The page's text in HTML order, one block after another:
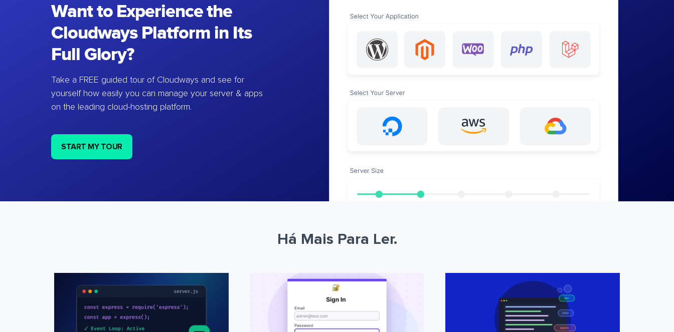
Want to Experience the
Cloudways Platform in Its
Full Glory?
Take a FREE guided tour of Cloudways and see for
yourself how easily you can manage your server & apps
on the leading cloud-hosting platform.
START MY TOUR
Há Mais Para Ler.